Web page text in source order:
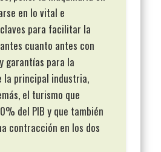
en lo vital e
para facilitar la
cuanto antes con
garantías para la
la principal industria,
el turismo que
del PIB y que también
contracción en los dos